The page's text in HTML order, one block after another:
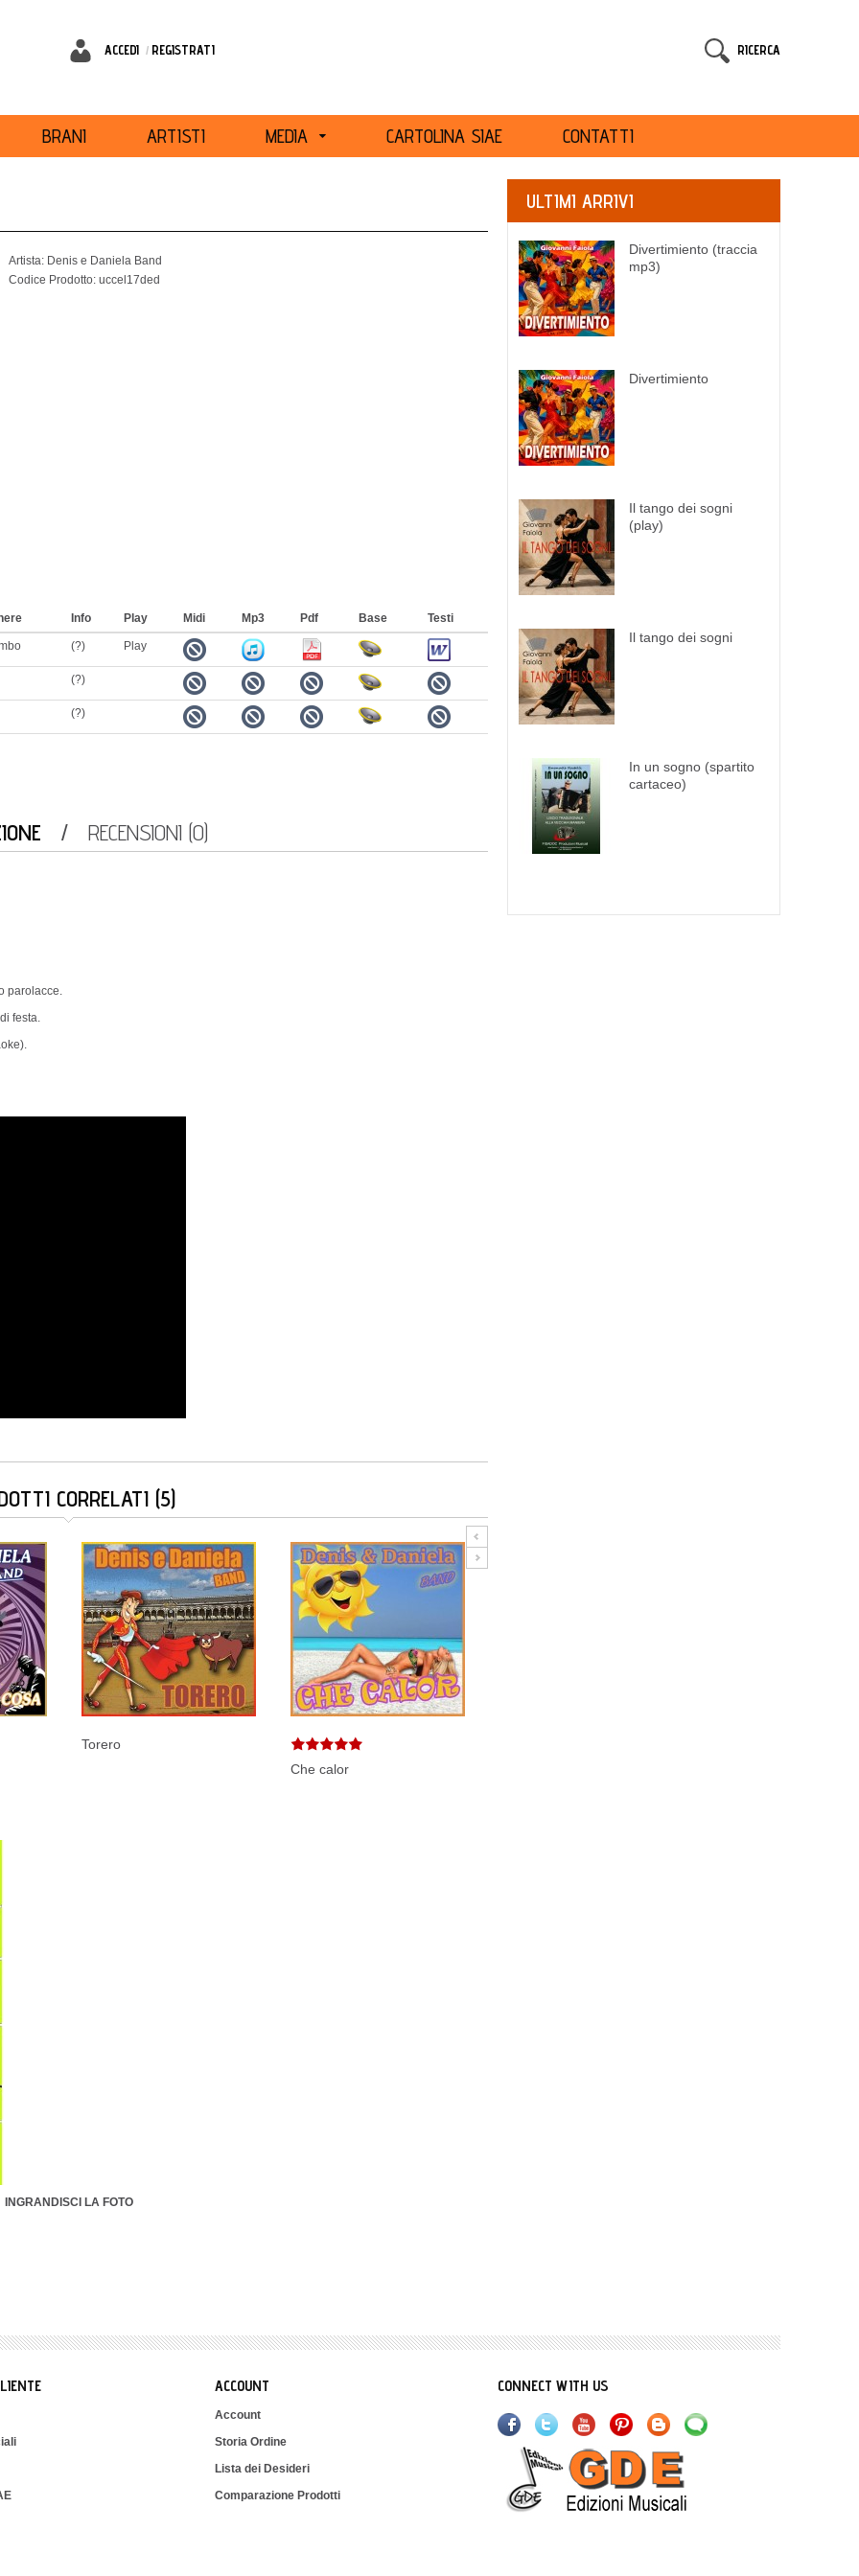
RICERCA
ACCEDI REGISTRATI
BRANI ARTISTI MEDIA CARTOLINA SIAE CONTATTI
ULTIMI ARRIVI
Divertimiento (traccia
mp3)
Divertimiento
Il tango dei sogni
(play)
Il tango dei sogni
In un sogno (spartito
cartaceo)
Artista: Denis e Daniela Band
Codice Prodotto:uccel17ded
Info Play Midi Mp3 Pdf Base Testi
(?) Play
(?)
(?)
RECENSIONI (0)
parolacce.
festa.
CORRELATI (5)
Torero
Che calor
INGRANDISCI LA FOTO
ACCOUNT
Account
Storia Ordine
Lista dei Desideri
Comparazione Prodotti
CONNECT WITH US